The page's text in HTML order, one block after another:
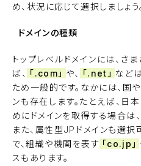
め、状況に応じて選択しましょう
ドメインの種類
トップレベルドメインには、さ
ば、 「.com」 や、 「.net」 など
ため一般的です。なかには、国
ンも存在します。たとえば、日
めにドメインを取得する場合は、
また、属性型JPドメインも選択
で、組織や機関を表す 「co.jp」
スもあります。